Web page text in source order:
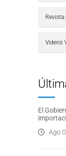
Revista
Videos
El
Ago